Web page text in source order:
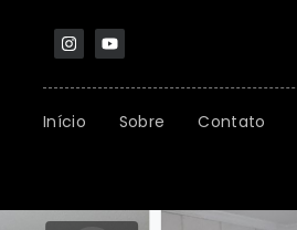
Início Sobre Contato